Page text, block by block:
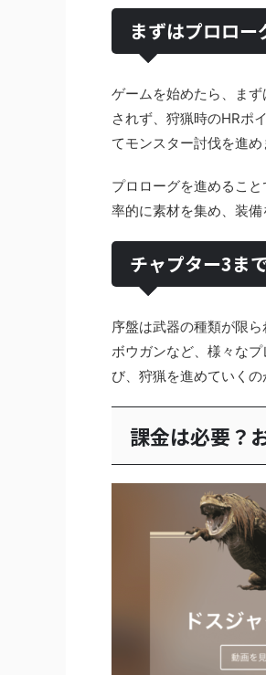
まずはプロロー
ゲームを始めたら、ま
されず、狩猟時のHRポ
てモンスター討伐を進め
プロローグを進めるこ
率的に素材を集め、装備
チャプター3ま
序盤は武器の種類が限
ボウガンなど、様々な
び、狩猟を進めていくの
課金は必要？